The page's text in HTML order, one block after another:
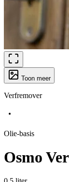
Toon meer
Verfremover
Olie-basis
Osmo